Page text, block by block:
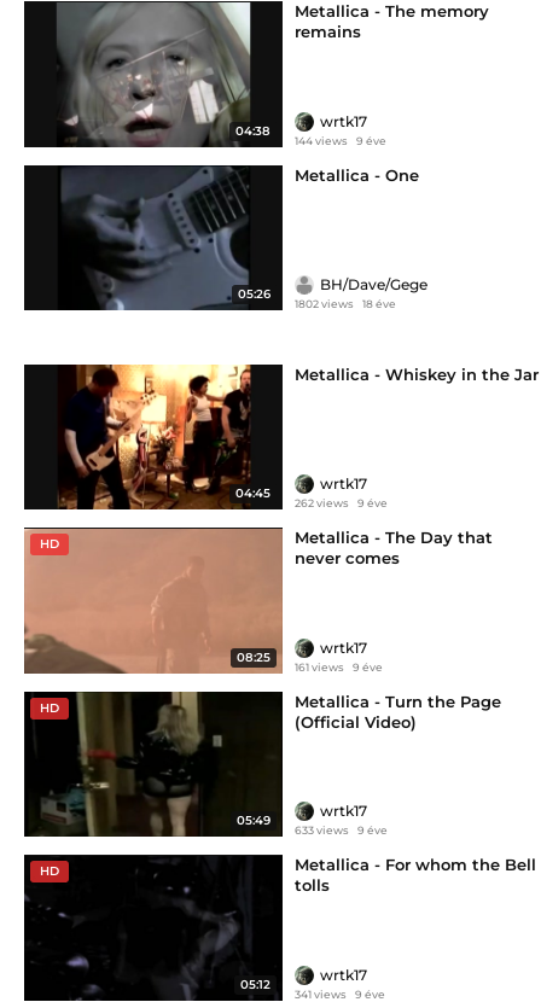
04:38
Metallica - The memory
remains
wrtk17
144 views 9 éve
05:26
Metallica - One
BH/Dave/Gege
1802 views 18 éve
04:45
Metallica - Whiskey in the Jar
wrtk17
262 views 9 éve
HD
08:25
Metallica - The Day that
never comes
wrtk17
161 views 9 éve
HD
05:49
Metallica - Turn the Page
(Official Video)
wrtk17
633 views 9 éve
HD
05:12
Metallica - For whom the Bell
tolls
wrtk17
341 views 9 éve